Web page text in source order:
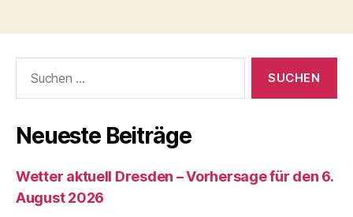
nach:
Neueste Beiträge
Wetter aktuell Dresden – Vorhersage für den 6.
August 2026